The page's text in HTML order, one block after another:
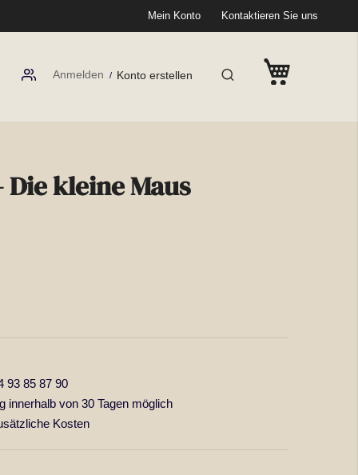
Mein Konto Kontaktieren Sie uns
Anmelden Konto erstellen
kleine Maus
93 85 87 90
von 30 Tagen möglich
Kosten